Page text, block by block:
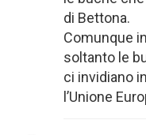
di Bettona.
Comunque
soltanto le
ci invidiano
l’Unione